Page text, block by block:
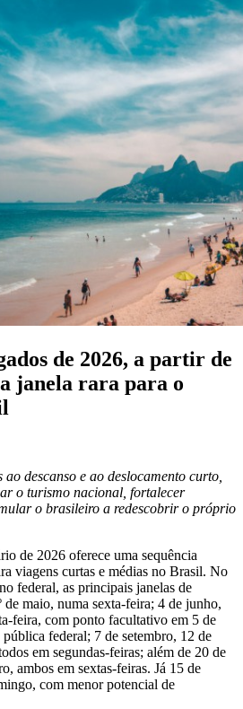
de 2026, a partir de
janela rara para o
descanso e ao deslocamento curto,
o turismo nacional, fortalecer
o brasileiro a redescobrir o próprio
de 2026 oferece uma sequência
viagens curtas e médias no Brasil. No
federal, as principais janelas de
de maio, numa sexta-feira; 4 de junho,
feira, com ponto facultativo em 5 de
federal; 7 de setembro, 12 de
em segundas-feiras; além de 20 de
ambos em sextas-feiras. Já 15 de
com menor potencial de